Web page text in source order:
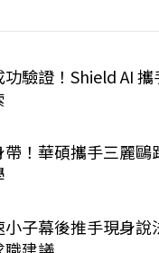
驗證！Shield AI
！華碩攜手三麗鷗
子幕後推手現身說